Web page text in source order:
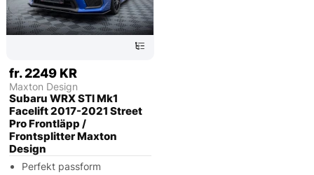
fr. 2249 KR
Maxton Design
Subaru WRX STI Mk1
Facelift 2017-2021 Street
Pro Frontläpp /
Frontsplitter Maxton
Design
Perfekt passform